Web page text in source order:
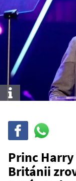
Info
Sdílej
Princ
Británii